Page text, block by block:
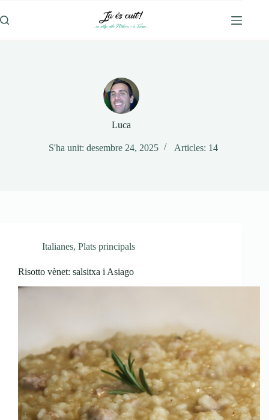
al
contingut
Luca
S'ha unit: desembre 24, 2025 Articles: 14
Italianes, Plats principals
Risotto vènet: salsitxa i Asiago